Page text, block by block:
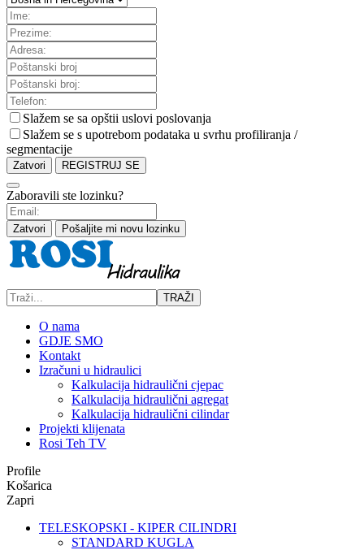
Slažem se sa opštii uslovi poslovanja
Slažem se s upotrebom podataka u svrhu profiliranja /
segmentacije
Zatvori REGISTRUJ SE
Zaboravili ste lozinku?
Zatvori Pošaljite mi novu lozinku
TRAŽI
O nama
GDJE SMO
Kontakt
Izračuni u hidraulici
Kalkulacija hidraulični cjepac
Kalkulacija hidraulični agregat
Kalkulacija hidraulični cilindar
Projekti klijenata
Rosi Teh TV
Profile
Košarica
Zapri
TELESKOPSKI - KIPER CILINDRI
STANDARD KUGLA